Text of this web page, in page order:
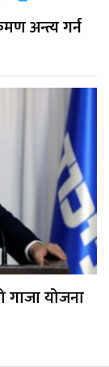
अन्त्य गर्न
गाजा योजना